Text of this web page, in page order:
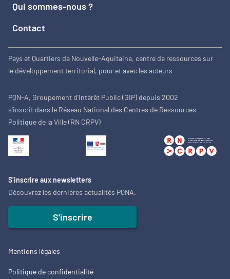
Qui sommes-nous ?
Contact
Pays et Quartiers de Nouvelle-Aquitaine, centre de ressources sur
le développement territorial, pour et avec les acteurs
PQN-A, Groupement d'Intérêt Public (GIP) depuis 2002
s'inscrit dans le Réseau National des Centres de Ressources
Politique de la Ville (RN CRPV)
S’inscrire aux newsletters
Découvrez les dernières actualités PQNA.
S'inscrire
Mentions légales
Politique de confidentialité